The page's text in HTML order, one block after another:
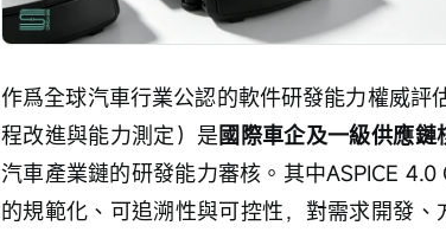
作爲全球汽車行業公認的軟件研發能力權威評
程改進與能力測定）是國際車企及一級供應鏈
汽車產業鏈的研發能力審核。其中ASPICE
的規範化、可追溯性與可控性，對需求開發